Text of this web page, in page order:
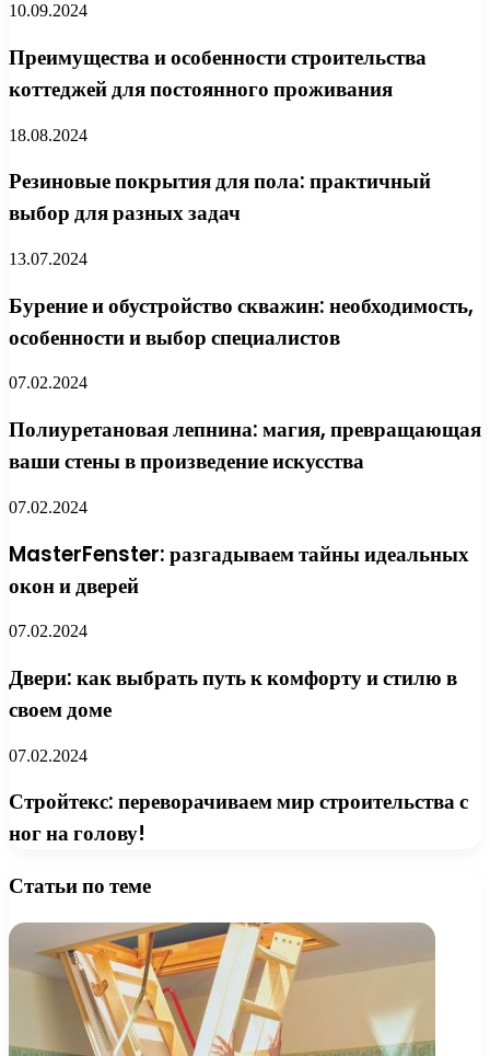
10.09.2024
Преимущества и особенности строительства
коттеджей для постоянного проживания
18.08.2024
Резиновые покрытия для пола: практичный
выбор для разных задач
13.07.2024
Бурение и обустройство скважин: необходимость,
особенности и выбор специалистов
07.02.2024
Полиуретановая лепнина: магия, превращающая
ваши стены в произведение искусства
07.02.2024
MasterFenster: разгадываем тайны идеальных
окон и дверей
07.02.2024
Двери: как выбрать путь к комфорту и стилю в
своем доме
07.02.2024
Стройтекс: переворачиваем мир строительства с
ног на голову!
Статьи по теме